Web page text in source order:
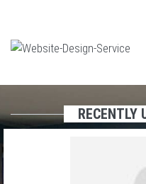
RECENTLY